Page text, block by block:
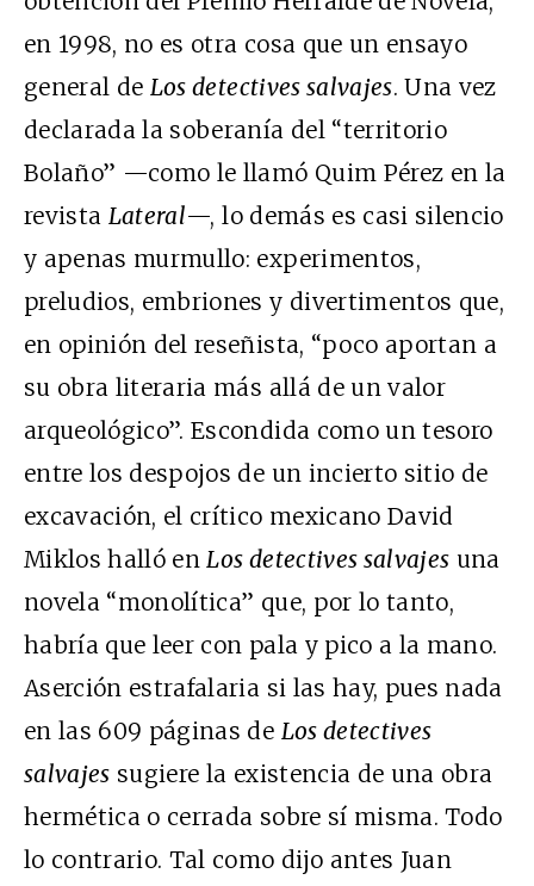
en 1998, no es otra cosa que un ensayo
general de Los detectives salvajes. Una vez
declarada la soberanía del “territorio
Bolaño” —como le llamó Quim Pérez en la
revista Lateral—, lo demás es casi silencio
y apenas murmullo: experimentos,
preludios, embriones y divertimentos que,
en opinión del reseñista, “poco aportan a
su obra literaria más allá de un valor
arqueológico”. Escondida como un tesoro
entre los despojos de un incierto sitio de
excavación, el crítico mexicano David
Miklos halló enLos detectives salvajes una
novela “monolítica” que, por lo tanto,
habría que leer con pala y pico a la mano.
Aserción estrafalaria si las hay, pues nada
en las 609 páginas de Los detectives
salvajes sugiere la existencia de una obra
hermética o cerrada sobre sí misma. Todo
lo contrario. Tal como dijo antes Juan